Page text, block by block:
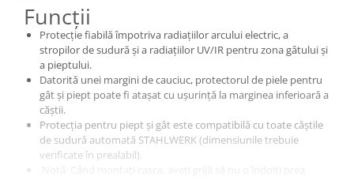
Funcții
Protecție fiabilă împotriva radiațiilor arcului electric, a
stropilor de sudură și a radiațiilor UV/IR pentru zona gâtului și
a pieptului.
Datorită unei margini de cauciuc, protectorul de piele pentru
gât și piept poate fi atașat cu ușurință la marginea inferioară a
căștii.
Protecția pentru piept și gât este compatibilă cu toate căștile
de sudură automată STAHLWERK (dimensiunile trebuie
verificate în prealabil).
Notă: Când montați casca, aveți grijă să nu o îndoiți prea